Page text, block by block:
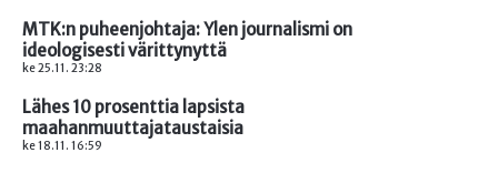
MTK:n puheenjohtaja: Ylen journalismi on
ideologisesti värittynyttä
ke 25.11. 23:28
Lähes 10 prosenttia lapsista
maahanmuuttajataustaisia
ke 18.11. 16:59